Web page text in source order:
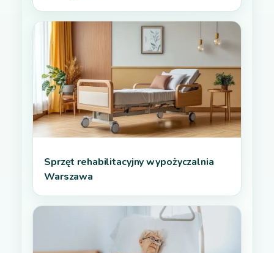
Sprzęt rehabilitacyjny wypożyczalnia
Warszawa